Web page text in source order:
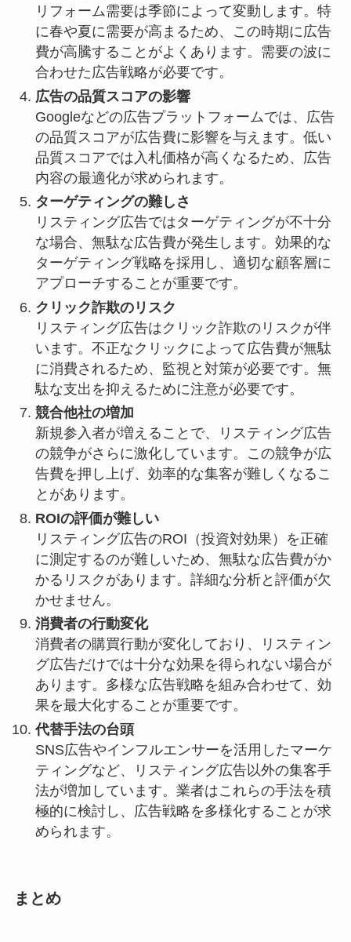
リフォーム需要は季節によって変動します。特
に春や夏に需要が高まるため、この時期に広告
費が高騰することがよくあります。需要の波に
合わせた広告戦略が必要です。
広告の品質スコアの影響
Googleなどの広告プラットフォームでは、広告
の品質スコアが広告費に影響を与えます。低い
品質スコアでは入札価格が高くなるため、広告
内容の最適化が求められます。
ターゲティングの難しさ
リスティング広告ではターゲティングが不十分
な場合、無駄な広告費が発生します。効果的な
ターゲティング戦略を採用し、適切な顧客層に
アプローチすることが重要です。
クリック詐欺のリスク
リスティング広告はクリック詐欺のリスクが伴
います。不正なクリックによって広告費が無駄
に消費されるため、監視と対策が必要です。無
駄な支出を抑えるために注意が必要です。
競合他社の増加
新規参入者が増えることで、リスティング広告
の競争がさらに激化しています。この競争が広
告費を押し上げ、効率的な集客が難しくなるこ
とがあります。
ROIの評価が難しい
リスティング広告のROI（投資対効果）を正確
に測定するのが難しいため、無駄な広告費がか
かるリスクがあります。詳細な分析と評価が欠
かせません。
消費者の行動変化
消費者の購買行動が変化しており、リスティン
グ広告だけでは十分な効果を得られない場合が
あります。多様な広告戦略を組み合わせて、効
果を最大化することが重要です。
代替手法の台頭
SNS広告やインフルエンサーを活用したマーケ
ティングなど、リスティング広告以外の集客手
法が増加しています。業者はこれらの手法を積
極的に検討し、広告戦略を多様化することが求
められます。
まとめ